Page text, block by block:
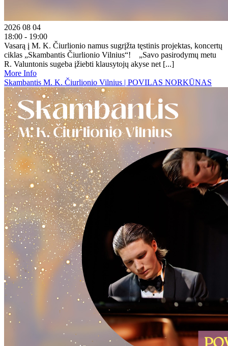
2026 08 04
18:00 - 19:00
Vasarą į M. K. Čiurlionio namus sugrįžta tęstinis projektas, koncertų
ciklas „Skambantis Čiurlionio Vilnius“! „Savo pasirodymų metu
R. Valuntonis sugeba įžiebti klausytojų akyse net [...]
More Info
Skambantis M. K. Čiurlionio Vilnius | POVILAS NORKŪNAS